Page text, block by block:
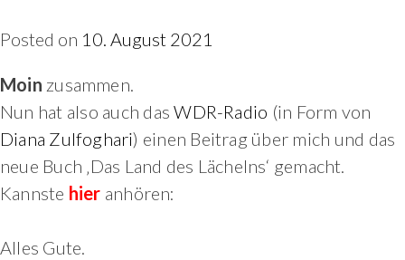
Posted on 10. August 2021
Moin zusammen.
Nun hat also auch dasWDR-Radio (in Form von
Diana Zulfoghari) einen Beitrag über mich und das
neue Buch ‚Das Land des Lächelns‘ gemacht.
Kannste hier anhören:
Alles Gute.